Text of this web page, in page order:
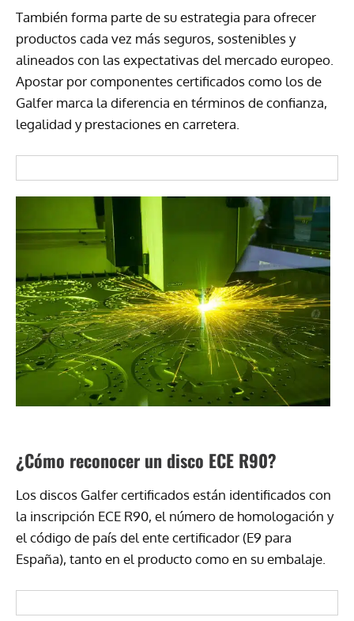
También forma parte de su estrategia para ofrecer
productos cada vez más seguros, sostenibles y
alineados con las expectativas del mercado europeo.
Apostar por componentes certificados como los de
Galfer marca la diferencia en términos de confianza,
legalidad y prestaciones en carretera.
¿Cómo reconocer un disco ECE R90?
Los discos Galfer certificados están identificados con
la inscripción ECE R90, el número de homologación y
el código de país del ente certificador (E9 para
España), tanto en el producto como en su embalaje.